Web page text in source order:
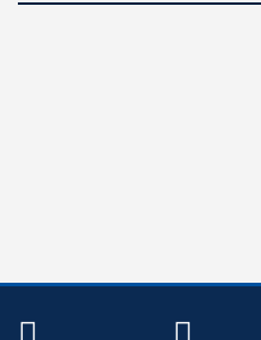
TWITTER